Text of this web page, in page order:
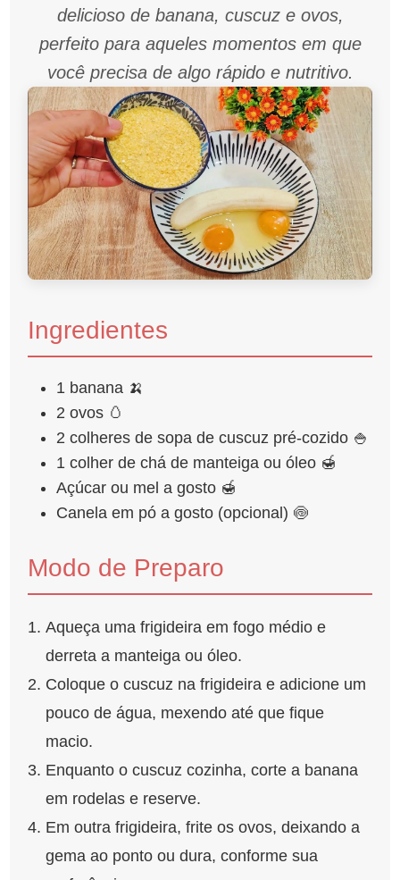
delicioso de banana, cuscuz e ovos,
perfeito para aqueles momentos em que
você precisa de algo rápido e nutritivo.
Ingredientes
1 banana 🍌
2 ovos 🥚
2 colheres de sopa de cuscuz pré-cozido 🍚
1 colher de chá de manteiga ou óleo 🍯
Açúcar ou mel a gosto 🍯
Canela em pó a gosto (opcional) 🍥
Modo de Preparo
Aqueça uma frigideira em fogo médio e
derreta a manteiga ou óleo.
Coloque o cuscuz na frigideira e adicione um
pouco de água, mexendo até que fique
macio.
Enquanto o cuscuz cozinha, corte a banana
em rodelas e reserve.
Em outra frigideira, frite os ovos, deixando a
gema ao ponto ou dura, conforme sua